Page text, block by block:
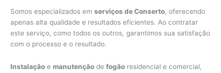
Somos especializados emserviços de Conserto, oferecendo
apenas alta qualidade e resultados eficientes. Ao contratar
este serviço, como todos os outros, garantimos sua satisfação
com o processo e o resultado.
Instalação e manutenção defogão residencial e comercial,